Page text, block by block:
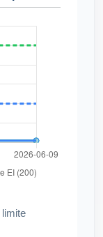
limite